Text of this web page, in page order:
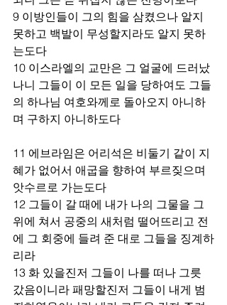
9 이방인들이 그의 힘을 삼켰으나 알지
못하고 백발이 무성할지라도 알지 못하
는도다
10 이스라엘의 교만은 그 얼굴에 드러났
나니 그들이 이 모든 일을 당하여도 그들
의 하나님 여호와께로 돌아오지 아니하
며 구하지 아니하도다
11 에브라임은 어리석은 비둘기 같이 지
혜가 없어서 애굽을 향하여 부르짖으며
앗수르로 가는도다
12 그들이 갈 때에 내가 나의 그물을 그
위에 쳐서 공중의 새처럼 떨어뜨리고 전
에 그 회중에 들려 준 대로 그들을 징계하
리라
13 화 있을진저 그들이 나를 떠나 그릇
갔음이니라 패망할진저 그들이 내게 범